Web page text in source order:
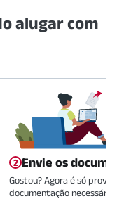
alugar com
Envie os
Gostou? Agora é só
documentação necessária.